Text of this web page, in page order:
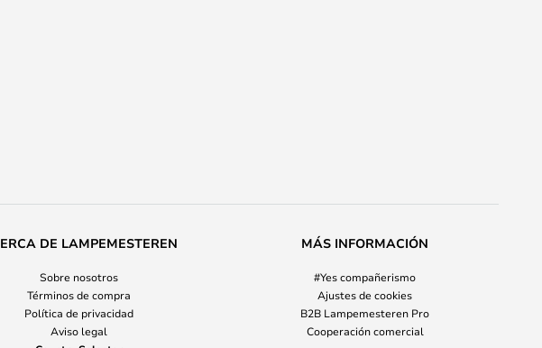
DE LAMPEMESTEREN
Sobre nosotros
Términos de compra
Política de privacidad
Aviso legal
MÁS INFORMACIÓN
#Yes compañerismo
Ajustes de cookies
B2B Lampemesteren Pro
Cooperación comercial